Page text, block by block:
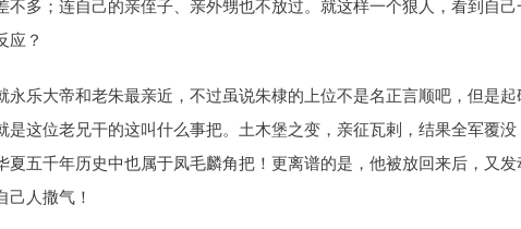
多；连自己的亲侄子、亲外甥也不放过。就这样一个狠人，看到自己
应？
乐大帝和老朱最亲近，不过虽说朱棣的上位不是名正言顺吧，但是起
这位老兄干的这叫什么事把。土木堡之变，亲征瓦剌，结果全军覆没
五千年历史中也属于凤毛麟角把！更离谱的是，他被放回来后，又发
人撒气！